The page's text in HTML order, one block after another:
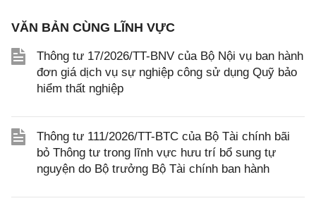
VĂN BẢN CÙNG LĨNH VỰC
Thông tư 17/2026/TT-BNV của Bộ Nội vụ ban hành
đơn giá dịch vụ sự nghiệp công sử dụng Quỹ bảo
hiểm thất nghiệp
Thông tư 111/2026/TT-BTC của Bộ Tài chính bãi
bỏ Thông tư trong lĩnh vực hưu trí bổ sung tự
nguyện do Bộ trưởng Bộ Tài chính ban hành